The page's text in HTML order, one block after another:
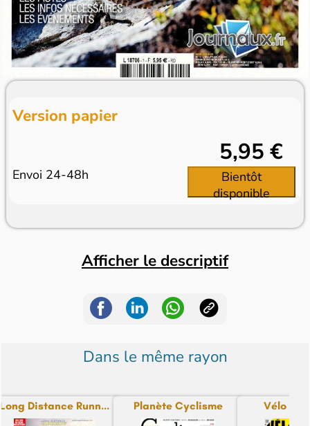
Version papier
Envoi 24-48h
5,95 €
Bientôt
disponible
Afficher le descriptif
Dans le même rayon
Long Distance Runn... Planète Cyclisme Vélo